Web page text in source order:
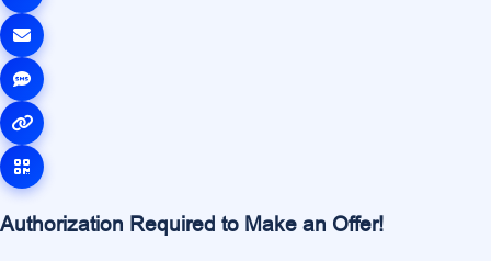
Authorization Required to Make an Offer!